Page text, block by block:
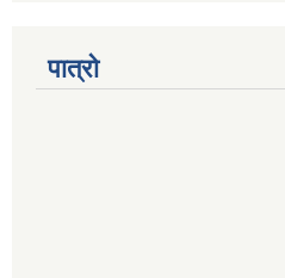
पात्रो